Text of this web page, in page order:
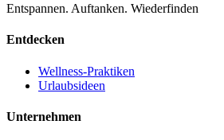
Entspannen. Auftanken. Wiederfinden
Entdecken
Wellness-Praktiken
Urlaubsideen
Unternehmen